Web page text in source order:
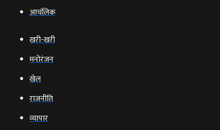
आचंलिक
खरी-खरी
मनोरंजन
खेल
राजनीति
व्‍यापार